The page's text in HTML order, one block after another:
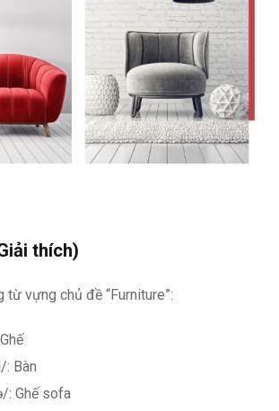
thích)
vựng chủ đề “Furniture”:
: Bàn
: Ghế sofa